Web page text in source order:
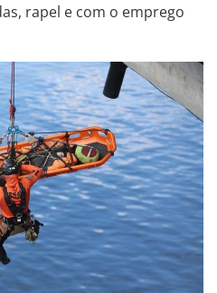
rapel e com o emprego